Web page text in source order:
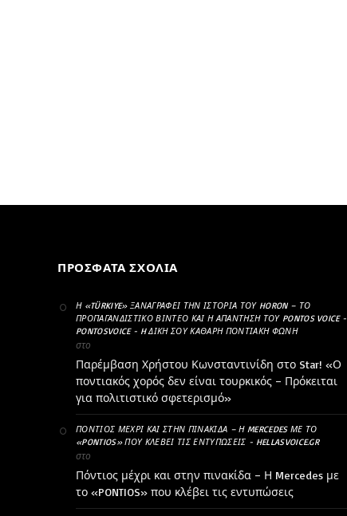
ΠΡΌΣΦΑΤΑ ΣΧΌΛΙΑ
Η «TÜRKIYE» ΞΑΝΑΓΡΆΦΕΙ ΤΗΝ ΙΣΤΟΡΊΑ ΤΟΥ HORON – ΤΟ
ΠΡΟΠΑΓΑΝΔΙΣΤΙΚΌ ΒΊΝΤΕΟ ΚΑΙ Η ΑΠΆΝΤΗΣΗ ΤΟΥ PONTOS VOICE -
PONTOSVOICE - H ΔΙΚΉ ΣΟΥ ΚΑΘΑΡΗ ΠΟΝΤΙΑΚΉ ΦΩΝΉ
στο
Παρέμβαση Χρήστου Κωνσταντινίδη στο Star! «Ο
ποντιακός χορός δεν είναι τουρκικός – Πρόκειται
για πολιτιστικό σφετερισμό»
ΠΌΝΤΙΟΣ ΜΈΧΡΙ ΚΑΙ ΣΤΗΝ ΠΙΝΑΚΊΔΑ – Η MERCEDES ΜΕ ΤΟ
«PONTIOS» ΠΟΥ ΚΛΈΒΕΙ ΤΙΣ ΕΝΤΥΠΏΣΕΙΣ - HELLASVOICE.GR
στο
Πόντιος μέχρι και στην πινακίδα – Η Mercedes με
το «PONTIOS» που κλέβει τις εντυπώσεις